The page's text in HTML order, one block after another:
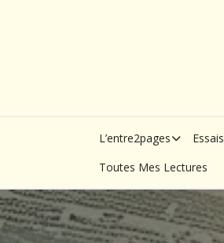
L’entre2pages Essais
Toutes Mes Lectures